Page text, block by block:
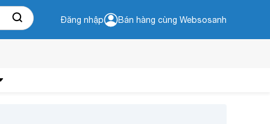
Đăng nhập Bán hàng cùng Websosanh